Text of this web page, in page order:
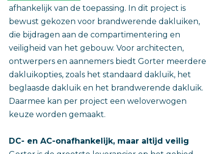
afhankelijk van de toepassing. In dit project is
bewust gekozen voor brandwerende dakluiken,
die bijdragen aan de compartimentering en
veiligheid van het gebouw. Voor architecten,
ontwerpers en aannemers biedt Gorter meerdere
dakluikopties, zoals het standaard dakluik, het
beglaasde dakluik en het brandwerende dakluik.
Daarmee kan per project een weloverwogen
keuze worden gemaakt.
DC- en AC-onafhankelijk, maar altijd veilig